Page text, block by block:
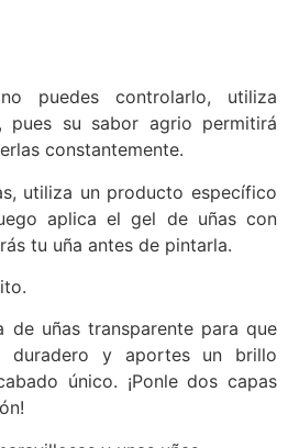
puedes controlarlo, utiliza
pues su sabor agrio permitirá
constantemente.
utiliza un producto específico
aplica el gel de uñas con
tu uña antes de pintarla.
de uñas transparente para que
duradero y aportes un brillo
único. ¡Ponle dos capas